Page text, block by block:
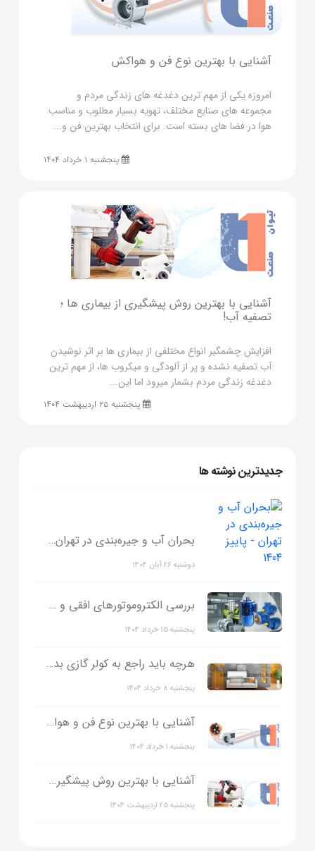
آشنایی با بهترین نوع فن و هواکش
امروزه یکی از مهم ترین دغدغه های زندگی مردم و
مجموعه های صنایع مختلف، تهویه بسیار مطلوب و مناسب
هوا در فضا های بسته است. برای انتخاب بهترین فن و...
پنجشنبه ۱ خرداد ۱۴۰۴
آشنایی با بهترین روش پیشگیری از بیماری ها ؛
تصفیه آب!
افزایش چشمگیر انواع مختلفی از بیماری ها بر اثر نوشیدن
آب تصفیه نشده و پر از آلودگی و میکروب ها، از مهم ترین
دغدغه زندگی مردم بشمار میرود اما این...
پنجشنبه ۲۵ اردیبهشت ۱۴۰۴
جدیدترین نوشته ها
بحران آب و جیره‌بندی در تهران - پاییز 1404
دوشنبه ۲۶ آبان ۱۴۰۴
بررسی الکتروموتورهای افقی و عمودی
پنجشنبه ۱۵ خرداد ۱۴۰۴
هرچه باید راجع به کولر گازی بدانیم!
پنجشنبه ۸ خرداد ۱۴۰۴
آشنایی با بهترین نوع فن و هواکش
پنجشنبه ۱ خرداد ۱۴۰۴
آشنایی با بهترین روش پیشگیری از بیماری ها ؛ تصفیه آب!
پنجشنبه ۲۵ اردیبهشت ۱۴۰۴